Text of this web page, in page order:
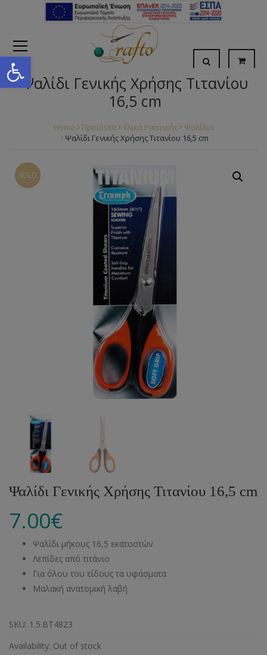
Open toolbar
Ψαλίδι Γενικής Χρήσης Τιτανίου
16,5 cm
Home Προϊόντα Υλικά Ραπτικής
Ψαλίδια
Ψαλίδι Γενικής Χρήσης Τιτανίου 16,5 cm
SOLD
Ψαλίδι Γενικής Χρήσης Τιτανίου 16,5 cm
7.00€
Ψαλίδι μήκους 16,5 εκατοστών
Λεπίδες από τιτάνιο
Για όλου του είδους τα υφάσματα
Μαλακή ανατομική λαβή
SKU: 1.5.ΒΤ4823
Availability: Out of stock